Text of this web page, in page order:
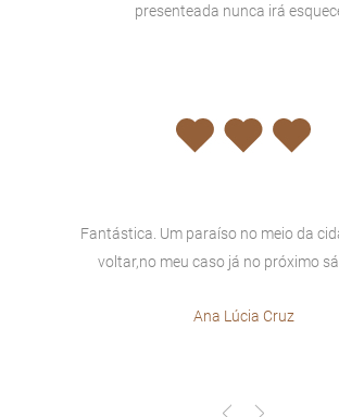
presenteada nunca irá
Fantástica. Um paraíso no meio da
voltar,no meu caso já no próximo
Ana Lúcia Cruz